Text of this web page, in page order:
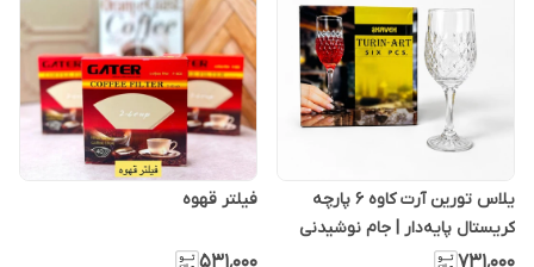
یلاس تورین آرت کاوه ۶ پارچه
کریستال پایه‌دار | جام نوشیدنی
شفاف و لوکس پذیرایی
۷۳۱٬۰۰۰
فیلتر قهوه
۵۳۱٬۰۰۰